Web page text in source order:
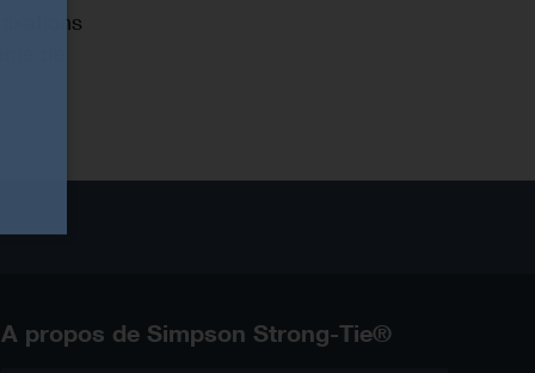
A propos de Simpson Strong-Tie®